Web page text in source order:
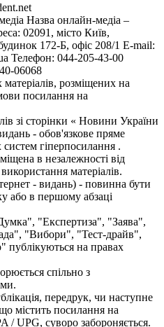
Назва онлайн-медіа –
02091, місто Київ,
172-Б, офіс 208/1 E-mail:
Телефон: 044-205-43-00
06068
розміщених на
посилання на
зі сторінки « Новини України
- обов'язкове пряме
гіперпосилання .
в незалежності від
матеріалів.
- видань) - повинна бути
або в першому абзаці
"Експертиза", "Заява",
"Вибори", "Тест-драйв",
на правах
спільно з
передрук, чи наступне
містить посилання на
/ UPG, суворо забороняється.